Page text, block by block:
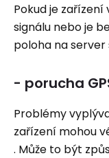
Pokud je
signálu nebo je
poloha na
- porucha
Problémy
zařízení mohou
. Může to být